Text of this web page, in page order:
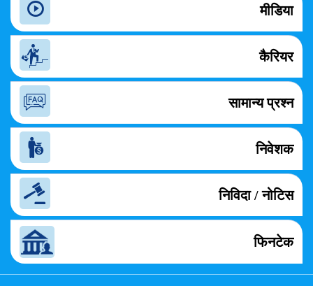
मीडिया
कैरियर
सामान्य प्रश्न
निवेशक
निविदा / नोटिस
फिनटेक